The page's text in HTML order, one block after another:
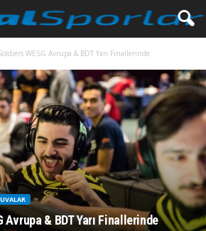
WESG Avrupa & BDT Yarı Finallerinde
Avrupa & BDT Yarı Finallerinde